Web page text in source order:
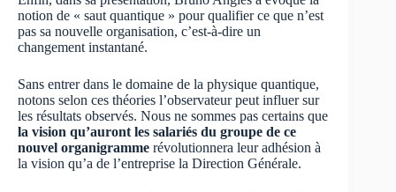
notion de « saut quantique » pour qualifier ce que n’est
pas sa nouvelle organisation, c’est-à-dire un
changement instantané.
Sans entrer dans le domaine de la physique quantique,
notons selon ces théories l’observateur peut influer sur
les résultats observés. Nous ne sommes pas certains que
la vision qu’auront les salariés du groupe de ce
nouvel organigramme révolutionnera leur adhésion à
la vision qu’a de l’entreprise la Direction Générale.